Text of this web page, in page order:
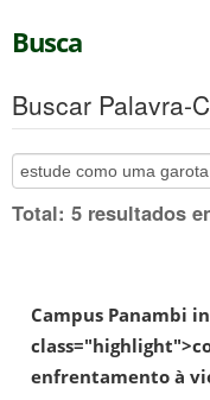
Busca
Buscar Palavra-
Total: 5 resultados
Campus Panambi
enfrentamento à